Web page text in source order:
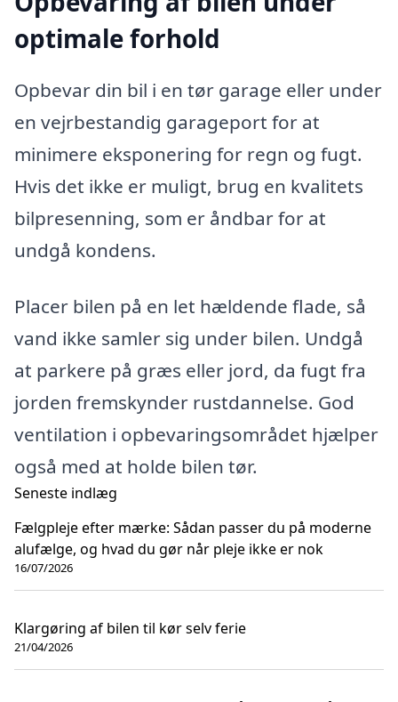
optimale forhold
Opbevar din bil i en tør garage eller under
en vejrbestandig garageport for at
minimere eksponering for regn og fugt.
Hvis det ikke er muligt, brug en kvalitets
bilpresenning, som er åndbar for at
undgå kondens.
Placer bilen på en let hældende flade, så
vand ikke samler sig under bilen. Undgå
at parkere på græs eller jord, da fugt fra
jorden fremskynder rustdannelse. God
ventilation i opbevaringsområdet hjælper
også med at holde bilen tør.
Seneste indlæg
Fælgpleje efter mærke: Sådan passer du på moderne
alufælge, og hvad du gør når pleje ikke er nok
16/07/2026
Klargøring af bilen til kør selv ferie
21/04/2026